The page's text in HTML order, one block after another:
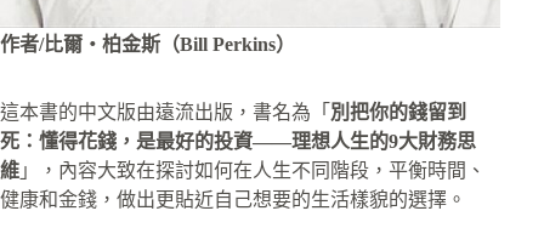
作者/比爾・柏金斯（Bill Perkins）
這本書的中文版由遠流出版，書名為「 別把你的錢留到
死：懂得花錢，是最好的投資——理想人生的9大財務思
維 」，內容大致在探討如何在人生不同階段，平衡時間、
健康和金錢，做出更貼近自己想要的生活樣貌的選擇。